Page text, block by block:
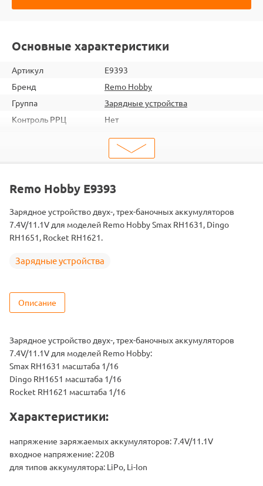
Основные характеристики
Артикул
E9393
Бренд
Remo Hobby
Группа
Зарядные устройства
Контроль РРЦ
Нет
2345678993932
Зарядные устройства
Подходит
RH1631 / RH1621 / RH1651
Remo Hobby E9393
Зарядное устройство двух-, трех-баночных аккумуляторов
7.4V/11.1V для моделей Remo Hobby Smax RH1631, Dingo
RH1651, Rocket RH1621.
Зарядные устройства
Описание
Зарядное устройство двух-, трех-баночных аккумуляторов
7.4V/11.1V для моделей Remo Hobby:
Smax RH1631 масштаба 1/16
Dingo RH1651 масштаба 1/16
Rocket RH1621 масштаба 1/16
Характеристики:
напряжение заряжаемых аккумуляторов: 7.4V/11.1V
входное напряжение: 220В
для типов аккумулятора: LiPo, Li-Ion